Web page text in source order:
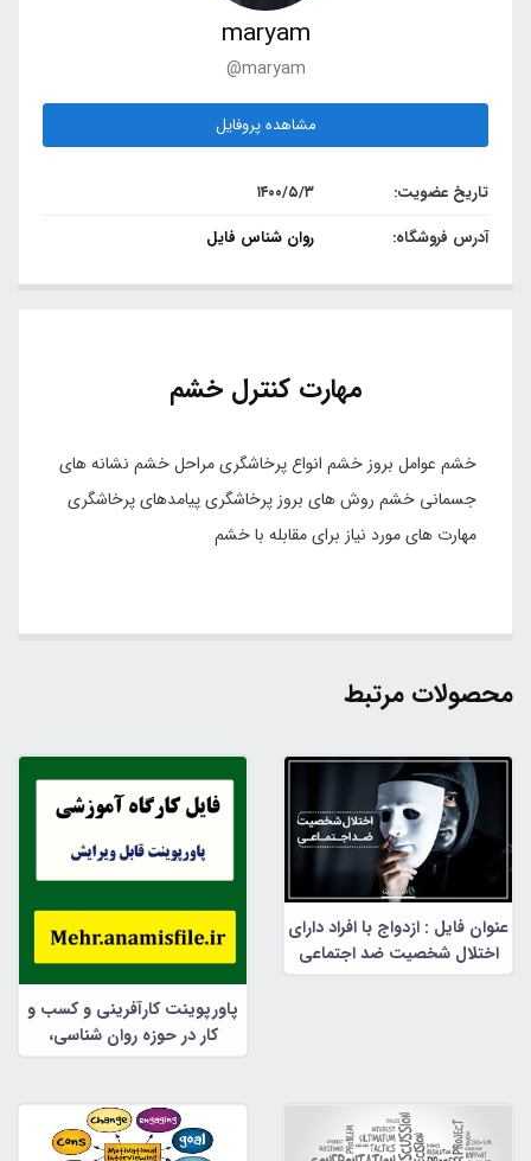
maryam
@maryam
مشاهده پروفایل
تاریخ عضویت:
۱۴۰۰/۵/۳
آدرس فروشگاه:
روان شناس فایل
مهارت کنترل خشم
خشم عوامل بروز خشم انواع پرخاشگری مراحل خشم نشانه های
جسمانی خشم روش های بروز پرخاشگری پیامدهای پرخاشگری
مهارت های مورد نیاز برای مقابله با خشم
محصولات مرتبط
عنوان فایل : ازدواج با افراد دارای
اختلال شخصیت ضد اجتماعی
پاورپوینت کارآفرینی و کسب و
کار در حوزه روان شناسی،
مشاوره و علوم تربیتی